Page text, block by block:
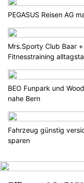
PEGASUS Reisen AG
Mrs.Sporty Club Baar
Fitnesstraining
BEO Funpark und
nahe Bern
Fahrzeug günstig
sparen